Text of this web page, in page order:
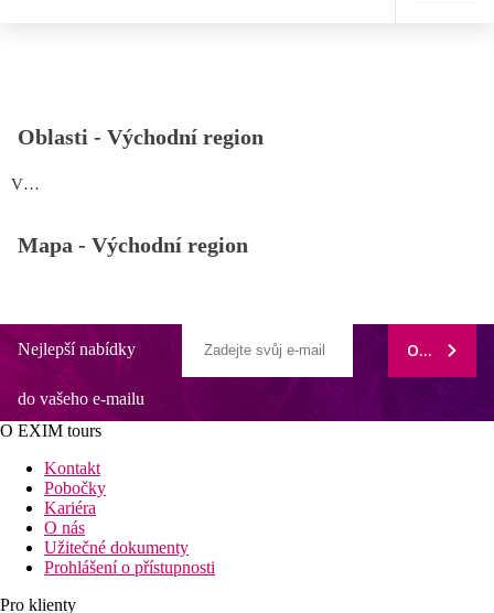
Oblasti - Východní region
Východní region
Mapa - Východní region
Nejlepší nabídky
do vašeho e-mailu
ODEBÍRAT
O EXIM tours
Kontakt
Pobočky
Kariéra
O nás
Užitečné dokumenty
Prohlášení o přístupnosti
Pro klienty